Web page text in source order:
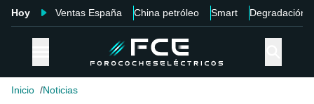
Hoy Ventas España China petróleo Smart Degradación
Inicio Noticias